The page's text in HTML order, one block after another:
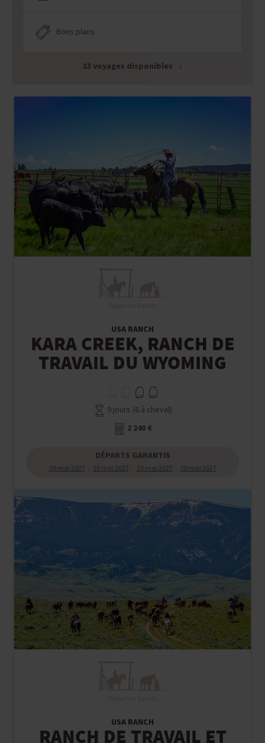
Bons plans
13 voyages disponibles
USA RANCH
KARA CREEK, RANCH DE
TRAVAIL DU WYOMING
9 jours (6 à cheval)
2 240 €
DÉPARTS GARANTIS
09 mai 2027 16 mai 2027 23 mai 2027 30 mai 2027
USA RANCH